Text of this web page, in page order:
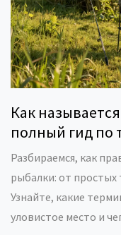
Как
полный гид по
Разбираемся, как
рыбалки: от простых
Узнайте, какие
уловистое место и